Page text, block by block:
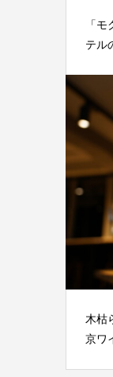
「
テル
木枯
京ワ